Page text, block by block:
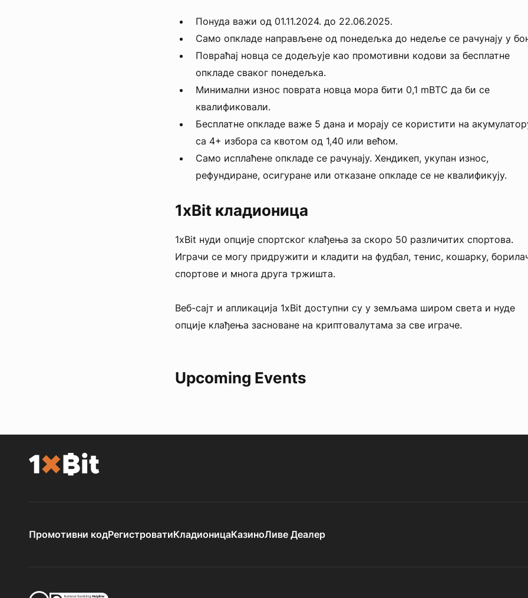
Понуда важи од 01.11.2024. до 22.06.2025.
Само опкладе направљене од понедељка до недеље се рачунају у
Повраћај новца се додељује као промотивни кодови за бесплатне
опкладе сваког понедељка.
Минимални износ поврата новца мора бити 0,1 mBTC да би се
квалификовали.
Бесплатне опкладе важе 5 дана и морају се користити на
са 4+ избора са квотом од 1,40 или већом.
Само исплаћене опкладе се рачунају. Хендикеп, укупан износ,
рефундиране, осигуране или отказане опкладе се не квалификују.
1xBit кладионица
1xBit нуди опције спортског клађења за скоро 50 различитих спортова.
Играчи се могу придружити и кладити на фудбал, тенис, кошарку,
спортове и многа друга тржишта.
Веб-сајт и апликација 1xBit доступни су у земљама широм света и нуде
опције клађења засноване на криптовалутама за све играче.
Upcoming Events
Промотивни кодРегистроватиКладионицаКазиноЛиве Деалер